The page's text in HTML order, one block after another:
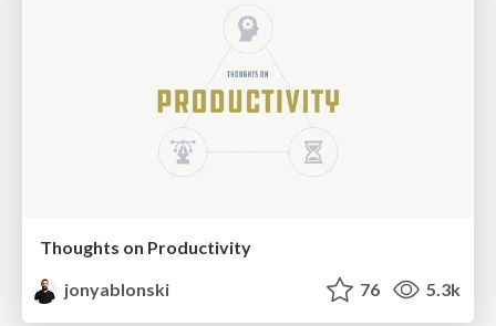
Thoughts on Productivity
jonyablonski
76 5.3k